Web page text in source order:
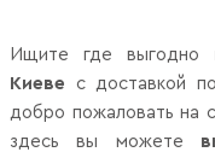
Ищите где выгодно
Киеве с доставкой
добро пожаловать на
здесь вы можете